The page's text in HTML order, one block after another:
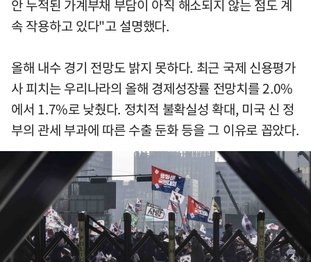
안 누적된 가계부채 부담이 아직 해소되지 않는 점도 계
속 작용하고 있다"고 설명했다.
올해 내수 경기 전망도 밝지 못하다. 최근 국제 신용평가
사 피치는 우리나라의 올해 경제성장률 전망치를 2.0%
에서 1.7%로 낮췄다. 정치적 불확실성 확대, 미국 신 정
부의 관세 부과에 따른 수출 둔화 등을 그 이유로 꼽았다.